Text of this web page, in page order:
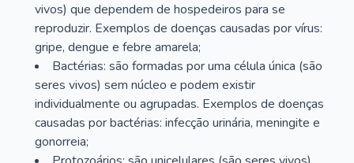
vivos) que dependem de hospedeiros para se
reproduzir. Exemplos de doenças causadas por vírus:
gripe, dengue e febre amarela;
Bactérias: são formadas por uma célula única (são
seres vivos) sem núcleo e podem existir
individualmente ou agrupadas. Exemplos de doenças
causadas por bactérias: infecção urinária, meningite e
gonorreia;